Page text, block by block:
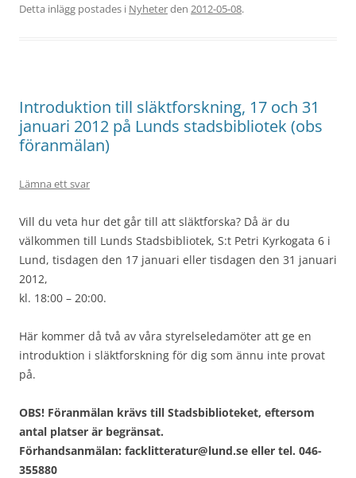
Detta inlägg postades i Nyheterden 2012-05-08.
Introduktion till släktforskning, 17 och 31
januari 2012 på Lunds stadsbibliotek (obs
föranmälan)
Lämna ett svar
Vill du veta hur det går till att släktforska? Då är du
välkommen till Lunds Stadsbibliotek, S:t Petri Kyrkogata 6 i
Lund, tisdagen den 17 januari eller tisdagen den 31 januari
2012,
kl. 18:00 – 20:00.
Här kommer då två av våra styrelseledamöter att ge en
introduktion i släktforskning för dig som ännu inte provat
på.
OBS! Föranmälan krävs till Stadsbiblioteket, eftersom
antal platser är begränsat.
Förhandsanmälan: facklitteratur@lund.se eller tel. 046-
355880